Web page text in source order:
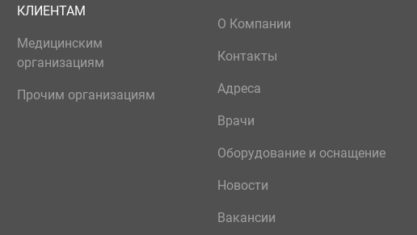
КЛИЕНТАМ
Медицинским
организациям
Прочим организациям
О Компании
Контакты
Адреса
Врачи
Оборудование и оснащение
Новости
Вакансии